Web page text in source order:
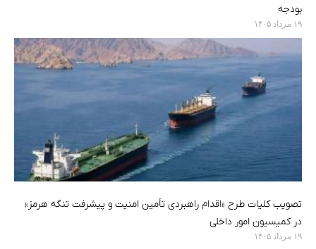
بودجه
۱۹ مرداد ۱۴۰۵
تصویب کلیات طرح «اقدام راهبردی تأمین امنیت و پیشرفت تنگه هرمز»
در کمیسیون امور داخلی
۱۹ مرداد ۱۴۰۵